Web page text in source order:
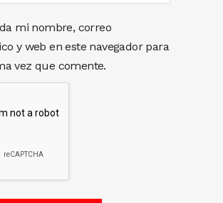
mi nombre, correo
y web en este navegador para
vez que comente.